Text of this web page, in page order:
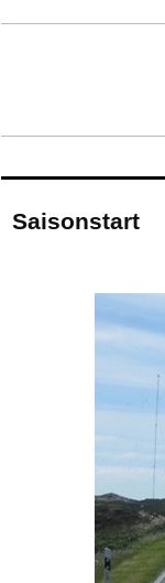
Saisonstart